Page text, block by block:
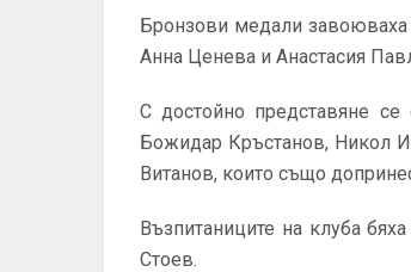
Бронзови медали
Анна Ценева и Анастасия
С достойно представяне
Божидар Кръстанов, Никол
Витанов, които също
Възпитаниците на клуба
Стоев.